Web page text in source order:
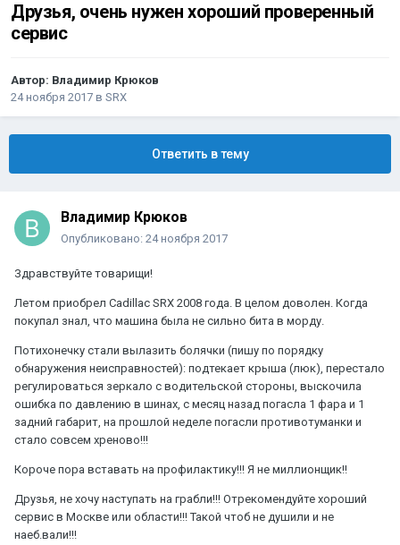
Друзья, очень нужен хороший проверенный
сервис
Автор: Владимир Крюков
24 ноября 2017 в SRX
Ответить в тему
Владимир Крюков
Опубликовано: 24 ноября 2017
Здравствуйте товарищи!
Летом приобрел Cadillac SRX 2008 года. В целом доволен. Когда
покупал знал, что машина была не сильно бита в морду.
Потихонечку стали вылазить болячки (пишу по порядку
обнаружения неисправностей): подтекает крыша (люк), перестало
регулироваться зеркало с водительской стороны, выскочила
ошибка по давлению в шинах, с месяц назад погасла 1 фара и 1
задний габарит, на прошлой неделе погасли противотуманки и
стало совсем хреново!!!
Короче пора вставать на профилактику!!! Я не миллионщик!!
Друзья, не хочу наступать на грабли!!! Отрекомендуйте хороший
сервис в Москве или области!!! Такой чтоб не душили и не
наеб.вали!!!